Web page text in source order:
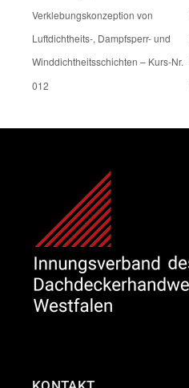
Verklebungskonzeption von
Luftdichtheits-, Dampfsperr- und
Winddichtheitsschichten – Kurs-Nr.
012